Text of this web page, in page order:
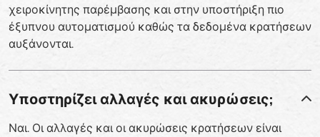
χειροκίνητης παρέμβασης και στην υποστήριξη πιο
έξυπνου αυτοματισμού καθώς τα δεδομένα κρατήσεων
αυξάνονται.
Υποστηρίζει αλλαγές και ακυρώσεις;
Ναι. Οι αλλαγές και οι ακυρώσεις κρατήσεων είναι